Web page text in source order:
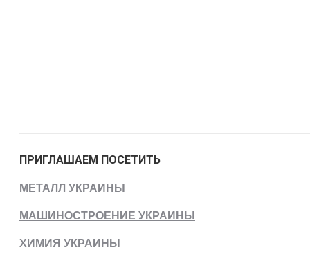
ПРИГЛАШАЕМ ПОСЕТИТЬ
МЕТАЛЛ УКРАИНЫ
МАШИНОСТРОЕНИЕ УКРАИНЫ
ХИМИЯ УКРАИНЫ